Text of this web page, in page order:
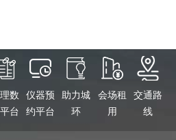
数
台
仪器预
约平台
助力城
环
会场租
用
交通路
线